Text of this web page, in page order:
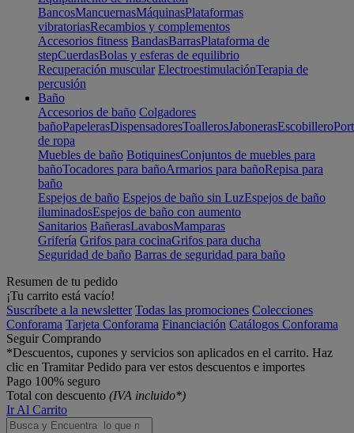
BancosMancuernasMáquinasPlataformas
vibratoriasRecambios y complementos
Accesorios fitness BandasBarrasPlataforma de
stepCuerdasBolas y esferas de equilibrio
Recuperación muscular ElectroestimulaciónTerapia de
percusión
Baño
Accesorios de baño Colgadores
bañoPapelerasDispensadoresToallerosJabonerasEscobillero
de ropa
Muebles de baño BotiquinesConjuntos de muebles para
bañoTocadores para bañoArmarios para bañoRepisa para
baño
Espejos de baño Espejos de baño sin LuzEspejos de baño
iluminadosEspejos de baño con aumento
Sanitarios BañerasLavabosMamparas
Grifería Grifos para cocinaGrifos para ducha
Seguridad de baño Barras de seguridad para baño
Resumen de tu pedido
¡Tu carrito está vacío!
Suscríbete a la newsletter Todas las promociones Colecciones
Conforama Tarjeta Conforama Financiación Catálogos Conforama
Seguir Comprando
*Descuentos, cupones y servicios son aplicados en el carrito. Haz
clic en Tramitar Pedido para ver estos descuentos e importes
Pago 100% seguro
Total con descuento (IVA incluido*)
Ir Al Carrito